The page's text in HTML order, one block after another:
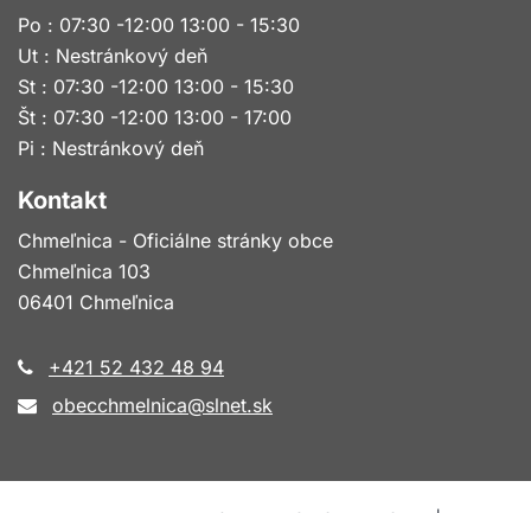
Po : 07:30 -12:00 13:00 - 15:30
Ut : Nestránkový deň
St : 07:30 -12:00 13:00 - 15:30
Št : 07:30 -12:00 13:00 - 17:00
Pi : Nestránkový deň
Kontakt
Chmeľnica - Oficiálne stránky obce
Chmeľnica 103
06401 Chmeľnica
+421 52 432 48 94
obecchmelnica@slnet.sk